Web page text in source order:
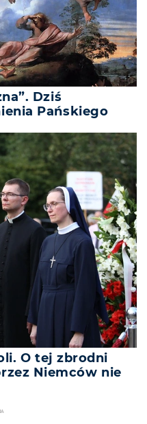
Dziś
Pańskiego
O tej zbrodni
Niemców nie